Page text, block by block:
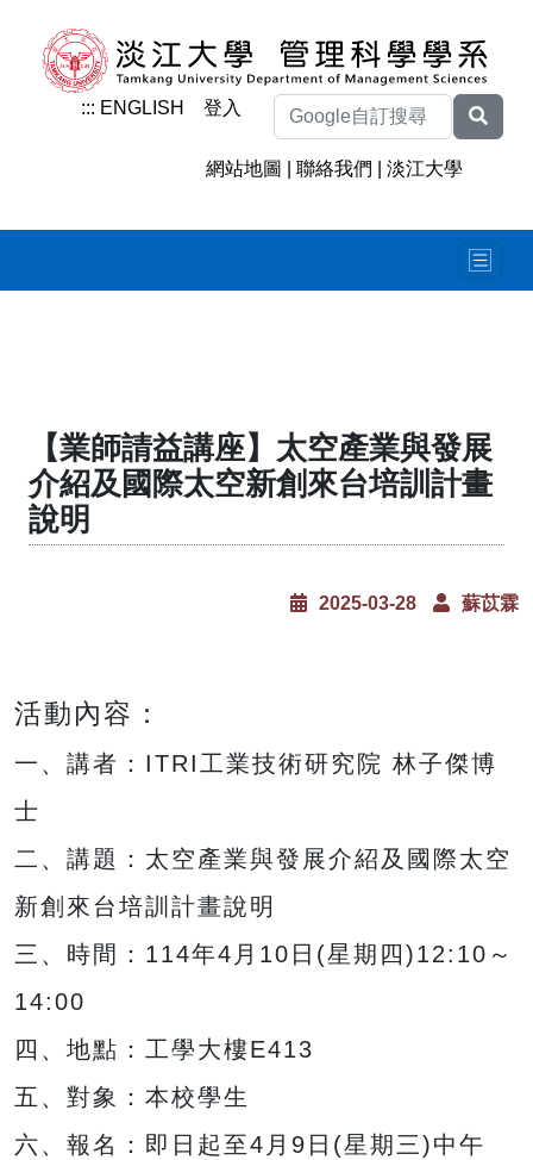
::: ENGLISH 登入
網站地圖 |聯絡我們 |淡江大學
【業師請益講座】太空產業與發展
介紹及國際太空新創來台培訓計畫
說明
2025-03-28 蘇苡霖
活動內容：
一、講者：ITRI工業技術研究院 林子傑博
士
二、講題：太空產業與發展介紹及國際太空
新創來台培訓計畫說明
三、時間：114年4月10日(星期四)12:10～
14:00
四、地點：工學大樓E413
五、對象：本校學生
六、報名：即日起至4月9日(星期三)中午